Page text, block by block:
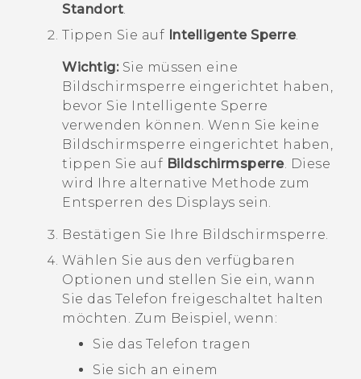
Standort.
Tippen Sie auf Intelligente Sperre.
Wichtig:Sie müssen eine
Bildschirmsperre eingerichtet haben,
bevor Sie Intelligente Sperre
verwenden können. Wenn Sie keine
Bildschirmsperre eingerichtet haben,
tippen Sie auf Bildschirmsperre. Diese
wird Ihre alternative Methode zum
Entsperren des Displays sein.
Bestätigen Sie Ihre Bildschirmsperre.
Wählen Sie aus den verfügbaren
Optionen und stellen Sie ein, wann
Sie das Telefon freigeschaltet halten
möchten. Zum Beispiel, wenn:
Sie das Telefon tragen
Sie sich an einem